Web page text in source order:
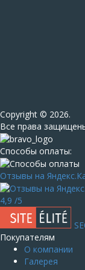
Сopyright © 2026.
Все права
Способы оплаты:
Отзывы на
4,9 /5
Покупателям
О компании
Галерея